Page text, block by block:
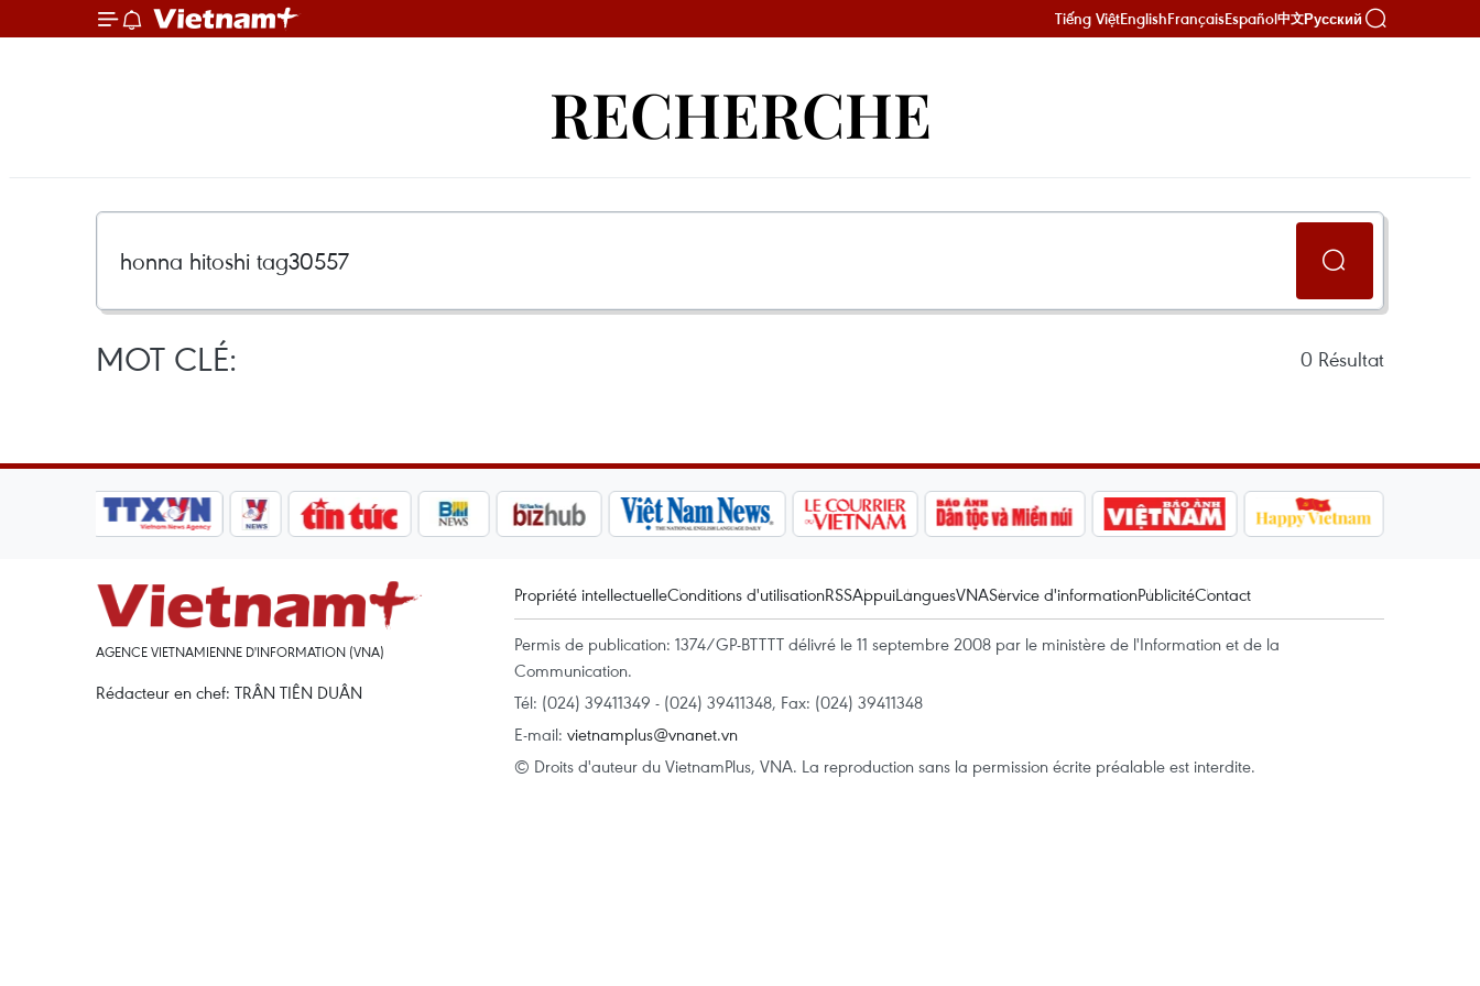
Tiếng ViệtEnglishFrançaisEspañol中文Русский
RECHERCHE
MOT CLÉ: 0 Résultat
AGENCE VIETNAMIENNE D'INFORMATION (VNA)
Rédacteur en chef: TRÂN TIÊN DUÂN
Propriété intellectuelleConditions d'utilisationRSSAppuiLanguesVNAService d'informationPublicitéContact
Permis de publication: 1374/GP-BTTTT délivré le 11 septembre 2008 par le ministère de l'Information et de la
Communication.
Tél: (024) 39411349 - (024) 39411348, Fax: (024) 39411348
E-mail: vietnamplus@vnanet.vn
© Droits d'auteur du VietnamPlus, VNA. La reproduction sans la permission écrite préalable est interdite.